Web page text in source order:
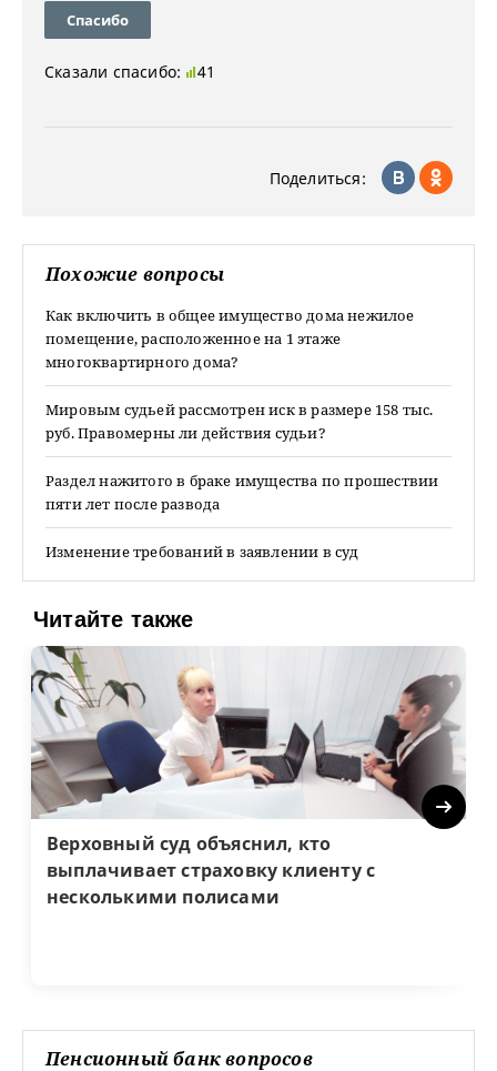
Спасибо
Сказали спасибо: 41
Поделиться:
Похожие вопросы
Как включить в общее имущество дома нежилое
помещение, расположенное на 1 этаже
многоквартирного дома?
Мировым судьей рассмотрен иск в размере 158 тыс.
руб. Правомерны ли действия судьи?
Раздел нажитого в браке имущества по прошествии
пяти лет после развода
Изменение требований в заявлении в суд
Читайте также
Верховный суд объяснил, кто
выплачивает страховку клиенту с
несколькими полисами
Next
Пенсионный банк вопросов